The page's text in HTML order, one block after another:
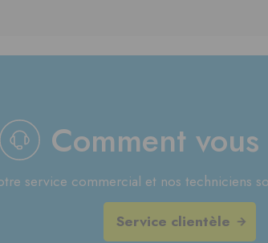
Comment
service commercial et nos techniciens
Service clientèle